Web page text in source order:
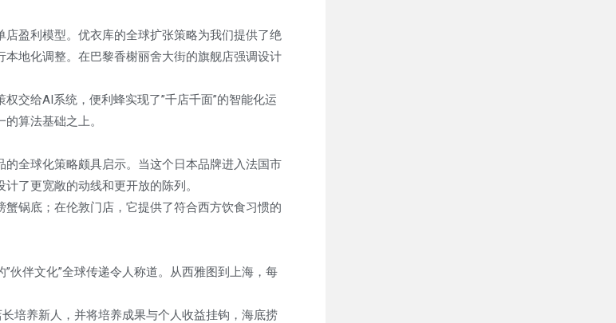
盈利模型。优衣库的全球扩张策略为我们提供了绝
地化调整。在巴黎香榭丽舍大街的旗舰店强调设计
交给AI系统，便利蜂实现了”千店千面”的智能化运
算法基础之上。
全球化策略颇具启示。当这个日本品牌进入法国市
了更宽敞的动线和更开放的陈列。
锅底；在伦敦门店，它提供了符合西方饮食习惯的
伙伴文化”全球传递令人称道。从西雅图到上海，每
培养新人，并将培养成果与个人收益挂钩，海底捞